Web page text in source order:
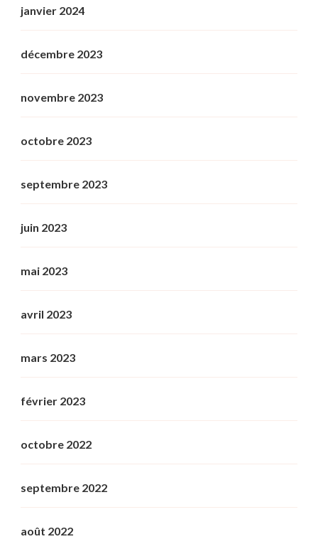
janvier 2024
décembre 2023
novembre 2023
octobre 2023
septembre 2023
juin 2023
mai 2023
avril 2023
mars 2023
février 2023
octobre 2022
septembre 2022
août 2022